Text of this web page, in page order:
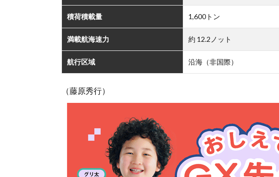
積荷積載量 1,600トン
満載航海速力 約 12.2ノット
航行区域 沿海（非国際）
（藤原秀行）